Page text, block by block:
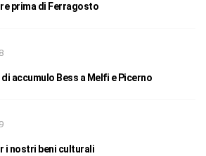
prima di Ferragosto
accumulo Bess a Melfi e Picerno
i nostri beni culturali